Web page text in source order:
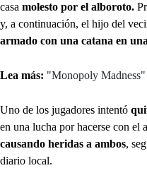
casa molesto por el alboroto.
y, a continuación, el hijo del
armado con una catana en
Lea más: "Monopoly Madness"
Uno de los jugadores intentó
en una lucha por hacerse con el
causando heridas a ambos,
diario local.